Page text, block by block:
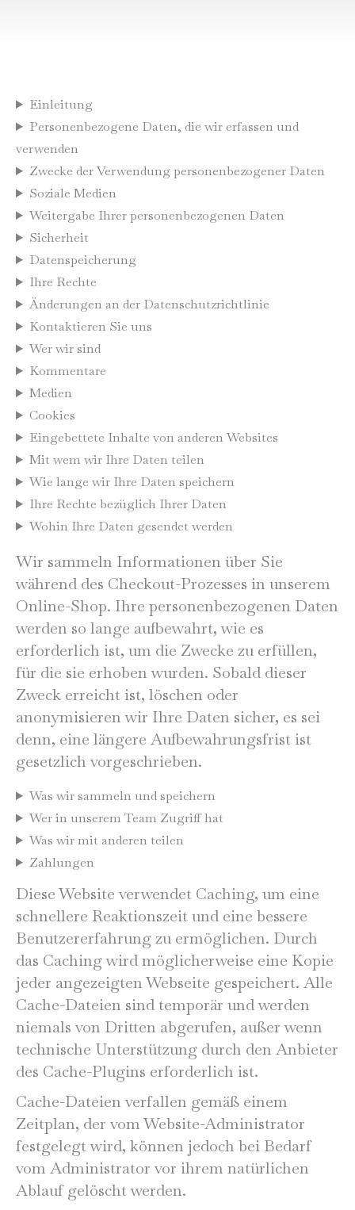
Einleitung
Personenbezogene Daten, die wir erfassen und
verwenden
Zwecke der Verwendung personenbezogener Daten
Soziale Medien
Weitergabe Ihrer personenbezogenen Daten
Sicherheit
Datenspeicherung
Ihre Rechte
Änderungen an der Datenschutzrichtlinie
Kontaktieren Sie uns
Wer wir sind
Kommentare
Medien
Cookies
Eingebettete Inhalte von anderen Websites
Mit wem wir Ihre Daten teilen
Wie lange wir Ihre Daten speichern
Ihre Rechte bezüglich Ihrer Daten
Wohin Ihre Daten gesendet werden
Wir sammeln Informationen über Sie
während des Checkout-Prozesses in unserem
Online-Shop. Ihre personenbezogenen Daten
werden so lange aufbewahrt, wie es
erforderlich ist, um die Zwecke zu erfüllen,
für die sie erhoben wurden. Sobald dieser
Zweck erreicht ist, löschen oder
anonymisieren wir Ihre Daten sicher, es sei
denn, eine längere Aufbewahrungsfrist ist
gesetzlich vorgeschrieben.
Was wir sammeln und speichern
Wer in unserem Team Zugriff hat
Was wir mit anderen teilen
Zahlungen
Diese Website verwendet Caching, um eine
schnellere Reaktionszeit und eine bessere
Benutzererfahrung zu ermöglichen. Durch
das Caching wird möglicherweise eine Kopie
jeder angezeigten Webseite gespeichert. Alle
Cache-Dateien sind temporär und werden
niemals von Dritten abgerufen, außer wenn
technische Unterstützung durch den Anbieter
des Cache-Plugins erforderlich ist.
Cache-Dateien verfallen gemäß einem
Zeitplan, der vom Website-Administrator
festgelegt wird, können jedoch bei Bedarf
vom Administrator vor ihrem natürlichen
Ablauf gelöscht werden.